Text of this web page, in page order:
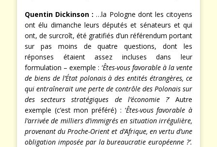
Quentin Dickinson : …la Pologne dont les citoyens
ont élu dimanche leurs députés et sénateurs et qui
ont, de surcroît, été gratifiés d’un référendum portant
sur pas moins de quatre questions, dont les
réponses étaient assez incluses dans leur
formulation – exemple : ‘Êtes-vous favorable à la vente
de biens de l’État polonais à des entités étrangères, ce
qui entraînerait une perte de contrôle des Polonais sur
des secteurs stratégiques de l’économie ?’ Autre
exemple (c’est mon préféré) : ‘Êtes-vous favorable à
l’arrivée de milliers d’immigrés en situation irrégulière,
provenant du Proche-Orient et d’Afrique, en vertu d’une
obligation imposée par la bureaucratie européenne ?’.